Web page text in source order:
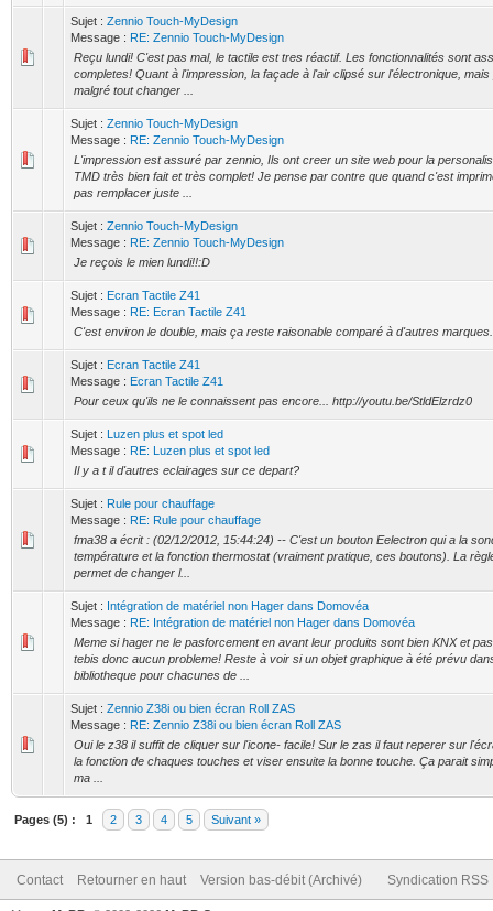
Sujet : Zennio Touch-MyDesign
Message : RE: Zennio Touch-MyDesign
Reçu lundi! C'est pas mal, le tactile est tres réactif. Les fonctionnalités sont
completes! Quant à l'impression, la façade à l'air clipsé sur l'électronique, mais
malgré tout changer ...
Sujet : Zennio Touch-MyDesign
Message : RE: Zennio Touch-MyDesign
L'impression est assuré par zennio, Ils ont creer un site web pour la
TMD très bien fait et très complet! Je pense par contre que quand c'est
pas remplacer juste ...
Sujet : Zennio Touch-MyDesign
Message : RE: Zennio Touch-MyDesign
Je reçois le mien lundi!!:D
Sujet : Ecran Tactile Z41
Message : RE: Ecran Tactile Z41
C'est environ le double, mais ça reste raisonable comparé à d'autres
Sujet : Ecran Tactile Z41
Message : Ecran Tactile Z41
Pour ceux qu'ils ne le connaissent pas encore... http://youtu.be/StldElzrdz0
Sujet : Luzen plus et spot led
Message : RE: Luzen plus et spot led
Il y a t il d'autres eclairages sur ce depart?
Sujet : Rule pour chauffage
Message : RE: Rule pour chauffage
fma38 a écrit : (02/12/2012, 15:44:24) -- C'est un bouton Eelectron qui a la
température et la fonction thermostat (vraiment pratique, ces boutons). La
permet de changer l...
Sujet : Intégration de matériel non Hager dans Domovéa
Message : RE: Intégration de matériel non Hager dans Domovéa
Meme si hager ne le pasforcement en avant leur produits sont bien KNX et
tebis donc aucun probleme! Reste à voir si un objet graphique à été prévu
bibliotheque pour chacunes de ...
Sujet : Zennio Z38i ou bien écran Roll ZAS
Message : RE: Zennio Z38i ou bien écran Roll ZAS
Oui le z38 il suffit de cliquer sur l'icone- facile! Sur le zas il faut reperer sur
la fonction de chaques touches et viser ensuite la bonne touche. Ça parait
ma ...
Pages (5) : 1 2 3 4 5 Suivant »
Contact Retourner en haut Version bas-débit (Archivé) Syndication RSS